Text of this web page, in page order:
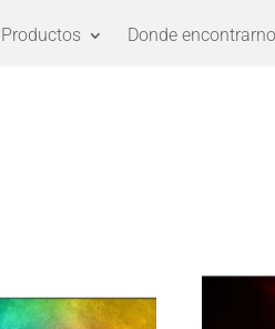
Productos Donde